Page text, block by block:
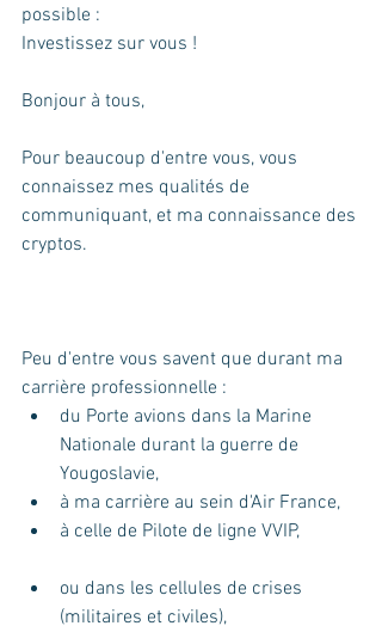
possible :
Investissez sur vous !
Bonjour à tous,
Pour beaucoup d'entre vous, vous
connaissez mes qualités de
communiquant, et ma connaissance des
cryptos.
Peu d'entre vous savent que durant ma
carrière professionnelle :
du Porte avions dans la Marine
Nationale durant la guerre de
Yougoslavie,
à ma carrière au sein d'Air France,
à celle de Pilote de ligne VVIP,
ou dans les cellules de crises
(militaires et civiles),